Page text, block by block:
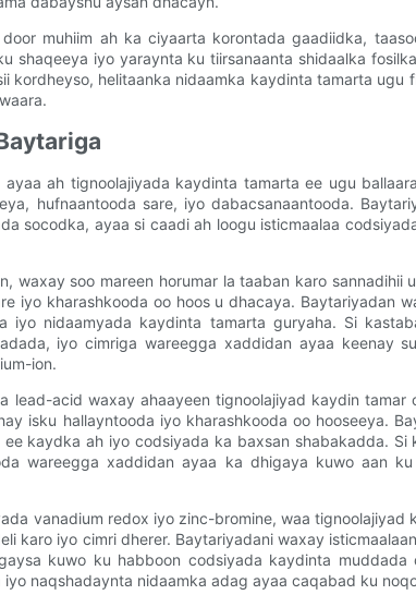
muhiim ah ka ciyaarta korontada gaadiidka,
shaqeeya iyo yaraynta ku tiirsanaanta shidaalka
kordheyso, helitaanka nidaamka kaydinta tamarta ugu
ah tignoolajiyada kaydinta tamarta ee ugu
hufnaantooda sare, iyo dabacsanaantooda.
socodka, ayaa si caadi ah loogu isticmaalaa
waxay soo mareen horumar la taaban karo sannadihii
iyo kharashkooda oo hoos u dhacaya. Baytariyadan
iyo nidaamyada kaydinta tamarta guryaha. Si
iyo cimriga wareegga xaddidan ayaa keenay
ion.
lead-acid waxay ahaayeen tignoolajiyad kaydin tamar
isku hallayntooda iyo kharashkooda oo hooseeya.
kaydka ah iyo codsiyada ka baxsan shabakadda. Si
wareegga xaddidan ayaa ka dhigaya kuwo aan
vanadium redox iyo zinc-bromine, waa tignoolajiyad
karo iyo cimri dherer. Baytariyadani waxay
kuwo ku habboon codsiyada kaydinta muddada
naqshadaynta nidaamka adag ayaa caqabad ku